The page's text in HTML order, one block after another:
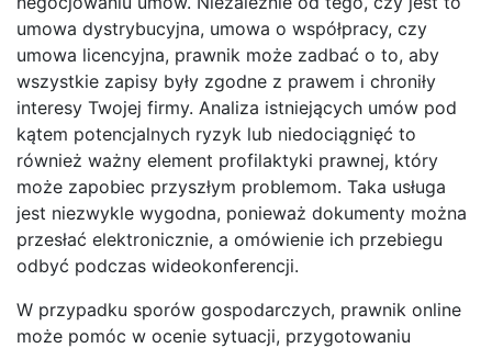
umowa dystrybucyjna, umowa o współpracy, czy
umowa licencyjna, prawnik może zadbać o to, aby
wszystkie zapisy były zgodne z prawem i chroniły
interesy Twojej firmy. Analiza istniejących umów pod
kątem potencjalnych ryzyk lub niedociągnięć to
również ważny element profilaktyki prawnej, który
może zapobiec przyszłym problemom. Taka usługa
jest niezwykle wygodna, ponieważ dokumenty można
przesłać elektronicznie, a omówienie ich przebiegu
odbyć podczas wideokonferencji.
W przypadku sporów gospodarczych, prawnik online
może pomóc w ocenie sytuacji, przygotowaniu